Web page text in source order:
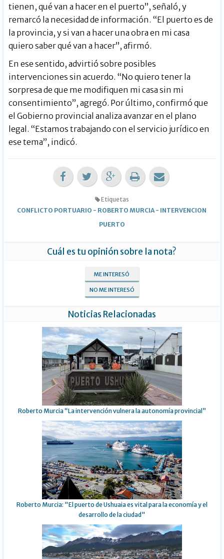
tienen, qué van a hacer en el puerto”, señaló, y
remarcó la necesidad de información. “El puerto es de
la provincia, y si van a hacer una obra en mi casa
quiero saber qué van a hacer”, afirmó.
En ese sentido, advirtió sobre posibles
intervenciones sin acuerdo. “No quiero tener la
sorpresa de que me modifiquen mi casa sin mi
consentimiento”, agregó. Por último, confirmó que
el Gobierno provincial analiza avanzar en el plano
legal. “Estamos trabajando con el servicio jurídico en
ese tema”, indicó.
Etiquetas
CONFLICTO PORTUARIO - ROBERTO MURCIA- INTERVENCION
PUERTO
Cuál es tu opinión sobre la nota?
ME INTERESÓ
NO ME INTERESÓ
Noticias Relacionadas
Roberto Murcia “La intervención vulnera la autonomía provincial”
Roberto Murcia: "El puerto de Ushuaia es vital para la economía y el
desarrollo de la ciudad"